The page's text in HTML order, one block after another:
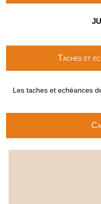
Taches et
Les taches et echéances